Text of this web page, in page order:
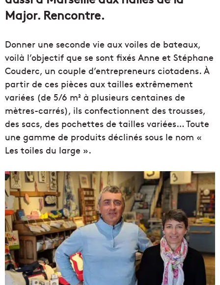
Major. Rencontre.
Donner une seconde vie aux voiles de bateaux,
voilà l’objectif que se sont fixés Anne et Stéphane
Couderc, un couple d’entrepreneurs ciotadens. À
partir de ces pièces aux tailles extrêmement
variées (de 5/6 m² à plusieurs centaines de
mètres-carrés), ils confectionnent des trousses,
des sacs, des pochettes de tailles variées… Toute
une gamme de produits déclinés sous le nom «
Les toiles du large ».